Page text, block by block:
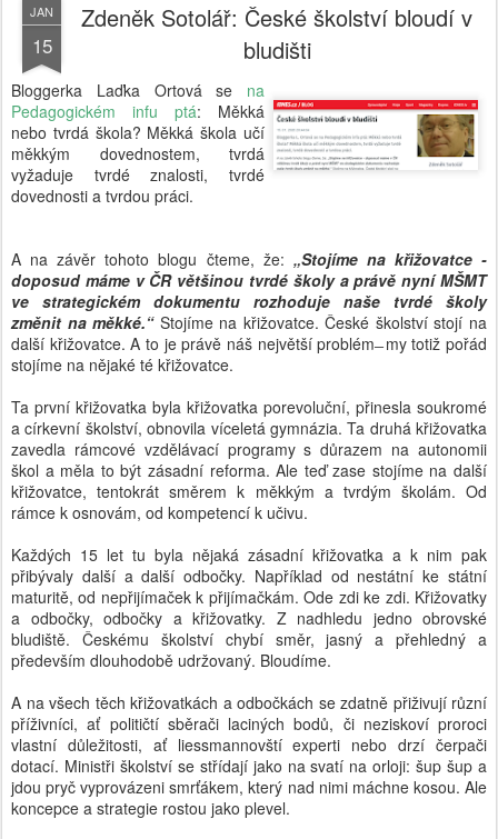
JAN
15
Zdeněk Sotolář: České školství bloudí v
bludišti
Bloggerka Laďka Ortová se na
Pedagogickém infu ptá: Měkká
nebo tvrdá škola? Měkká škola učí
měkkým dovednostem, tvrdá
vyžaduje tvrdé znalosti, tvrdé
dovednosti a tvrdou práci.
A na závěr tohoto blogu čteme, že: „Stojíme na křižovatce -
doposud máme v ČR většinou tvrdé školy a právě nyní MŠMT
ve strategickém dokumentu rozhoduje naše tvrdé školy
změnit na měkké.“Stojíme na křižovatce. České školství stojí na
další křižovatce. A to je právě náš největší problém ̶ my totiž pořád
stojíme na nějaké té křižovatce.
Ta první křižovatka byla křižovatka porevoluční, přinesla soukromé
a církevní školství, obnovila víceletá gymnázia. Ta druhá křižovatka
zavedla rámcové vzdělávací programy s důrazem na autonomii
škol a měla to být zásadní reforma. Ale teď zase stojíme na další
křižovatce, tentokrát směrem k měkkým a tvrdým školám. Od
rámce k osnovám, od kompetencí k učivu.
Každých 15 let tu byla nějaká zásadní křižovatka a k nim pak
přibývaly další a další odbočky. Například od nestátní ke státní
maturitě, od nepřijímaček k přijímačkám. Ode zdi ke zdi. Křižovatky
a odbočky, odbočky a křižovatky. Z nadhledu jedno obrovské
bludiště. Českému školství chybí směr, jasný a přehledný a
především dlouhodobě udržovaný. Bloudíme.
A na všech těch křižovatkách a odbočkách se zdatně přiživují různí
příživníci, ať političtí sběrači laciných bodů, či neziskoví proroci
vlastní důležitosti, ať liessmannovští experti nebo drzí čerpači
dotací. Ministři školství se střídají jako na svatí na orloji: šup šup a
jdou pryč vyprovázeni smrťákem, který nad nimi máchne kosou. Ale
koncepce a strategie rostou jako plevel.